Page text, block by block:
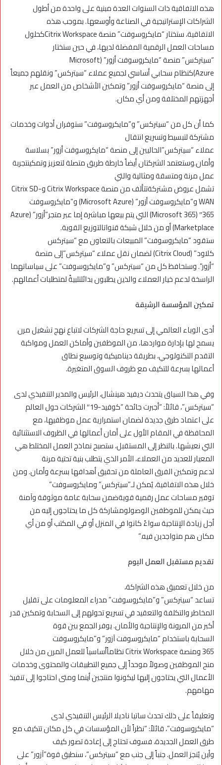
هذه الاتفاقية ذات السنوات العدة مبنية على واحدة من أطول
الشراكات الإستراتيجية في الصناعة وأوسعها. بموجب هذه
الاتفاقية، ستختار “مايكروسوفت” منصة Citrix Workspaceكحلول
مساحات العمل الرقمية المفضلة لديها، في حين ستختار
“سيتركس” منصة “مايكروسوفت أزور” (Microsoft
Azure)كنظام سحابي أساسي لجميع عملاء “سيتركس” ونقلهم جميعاً
إلى منصة “مايكروسوفت أزور” وتمكين الأشخاص من العمل عبر
أجهزتهم المختلفة ومن أي مكان.
كما أن كل من “سيتركس” و”مايكروسوفت” ستوفران أدوات وخدمات
مشتركة لتبسيط وتسريع انتقال
عملاء “سيتركس”الحاليين إلى منصة “مايكروسوفت أزور” بسلاسة
وأمان.وستعتمد الشركتان أيضاً خارطة طريق متصلة لتعزيز وتمكينتجربة
عمل مرنة ومتسقة ومثالية والتي
تشمل عروض مشتركةتتألف من منصة Citrix Workspace وCitrix SD-
WAN و”مايكروسوفت أزور” (Microsoft Azure) و”مايكروسوفت
365″ (Microsoft 365) التي يتم بيعها مباشرة إما عبر متجر”أزور” (Azure
Marketplace) أو من خلال شبكة قنواتالتوزيع القوية.
ستقود “مايكروسوفت” المبيعات بالتعاون مع “سيتركس
كلاود” (Citrix Cloud) لضمان نقل عملاء “سيتركس”إلى منصة
“أزور”. وستحافظ كل من “سيتركس” و”مايكروسوفت” على سياساتهما
الراسخة لدعم خيار العملاء والذين يطلبون بدائلتلبيةً لمتطلبات أعمالهم.
تمكين المؤسسة الرشيقة
أدى الوباء العالمي إلى تسريع حاجة الشركات لاتباع نهج تشغيل مرن
يسمح لها بإدارة مواردها، من الموظفين وأماكن العمل ومواكبة
التقدم التكنولوجي، بطريقة ديناميكية وتوسيع نطاق
أعمالها بسرعة للتكيف مع ظروف السوق المتغيرة.
وفي هذا السياق يتحدث ديفيد هينشال، الرئيس والمدير التنفيذي لدى
“سيتركس”، قائلاً: “أجبرت جائحة “كوفيد-19″ الشركات حول العالم
على اعتماد طرق جديدة لضمان استمرارية عمل موظفيها، مع
المحافظة في المقام الأول على أمان أعمالها في الظروف الاستثنائية
التي نعيشها. بالنظر إلى المستقبل، ستصبح نماذج العمل المختلط هي
المعيار للعديد من العملاء، الأمر الذي يتطلب بنية تحتية مرنة
لدعم وتمكين الفرق العاملة من تحقيق أهدافها بسرعة وأمان. ومن
خلال هذه الاتفاقية، يُمكن لـ”سيتركس” ومايكروسوفت”
توفير مساحات عمل رقمية قويةضمن سحابة عامة موثوقة وآمنة
حيث يمكن للموظفين الوصولومشاركة كل ما يحتاجون إليه من
أجل زيادة الإنتاجية سواءً كانوا في المنزل أو في المكتب أو من أي
مكان هم متواجدين فيه.”
تقديم مستقبل العمل اليوم
من خلال تعميق هذه الشراكة،
تساعد “سيتركس” و”مايكروسوفت” مدراء المعلومات على تقليل
المخاطر والتكلفة والتعقيد في تسريع تحولهم إلى السحابة وتمكين قدر
أكبر من المرونة والإنتاجية والأمان. يوفر الجمع بين قوة
السحابة باستخدام “مايكروسوفت آزور” و”مايكروسوفت
365 ومنصة Citrix Workspace نظاماًأساسياً للعمل المرن من خلال
منح الموظفين وصولاً موحداً إلى جميع التطبيقات والمحتوى وخدمات
الأعمال التي يحتاجون إليها ليكونوا منتجين أينما ومتى احتاجوا إلى تنفيذ
مهامهم.
وتعليقاً على ذلك تحدث ساتيا ناديلا الرئيس التنفيذي لدى
“مايكروسوفت”، قائلاً: “نظراً لأن المؤسسات في كل مكان تتكيف مع
طرق العمل الجديدة، فسوف تحتاج إلى إعادة تصور كيف
وأين يُنجز العمل. جنباً إلى جنب مع “سيتركس”، سنطبق قوة”آزور” على